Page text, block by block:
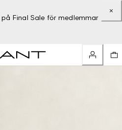
Final Sale för medlemmar